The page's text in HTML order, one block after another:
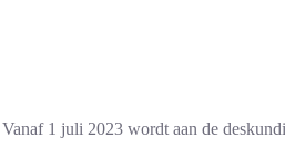
1 juli 2023 wordt aan de